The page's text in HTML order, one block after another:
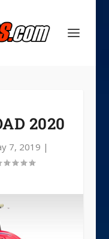
2020
7, 2019 |